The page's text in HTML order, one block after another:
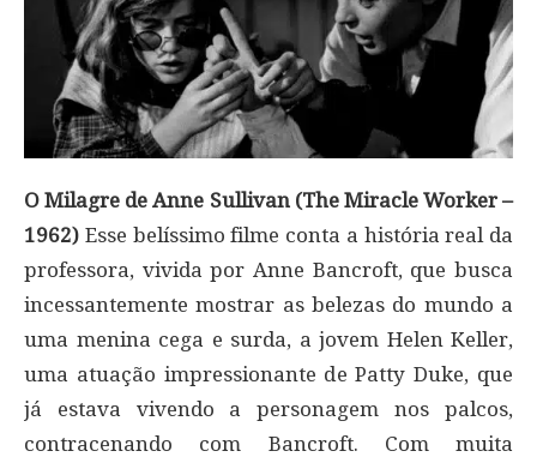
O Milagre de Anne Sullivan (The Miracle Worker –
1962) Esse belíssimo filme conta a história real da
professora, vivida por Anne Bancroft, que busca
incessantemente mostrar as belezas do mundo a
uma menina cega e surda, a jovem Helen Keller,
uma atuação impressionante de Patty Duke, que
já estava vivendo a personagem nos palcos,
contracenando com Bancroft. Com muita